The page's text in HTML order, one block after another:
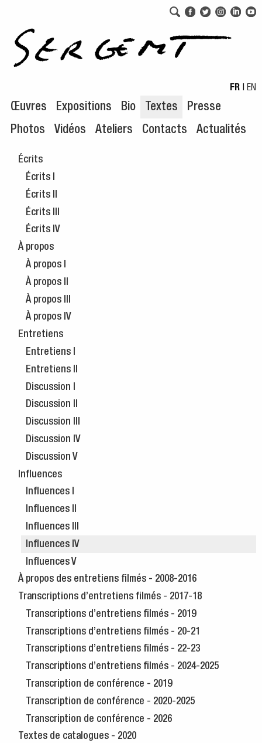
FR | EN
Œuvres Expositions Bio Textes
Presse
Photos
Vidéos Ateliers Contacts Actualités
Écrits
Écrits I
Écrits II
Écrits III
Écrits IV
À propos
À propos I
À propos II
À propos III
À propos IV
Entretiens
Entretiens I
Entretiens II
Discussion I
Discussion II
Discussion III
Discussion IV
Discussion V
Influences
Influences I
Influences II
Influences III
Influences IV
Influences V
À propos des entretiens filmés - 2008-2016
Transcriptions d’entretiens filmés - 2017-18
Transcriptions d’entretiens filmés - 2019
Transcriptions d’entretiens filmés - 20-21
Transcriptions d’entretiens filmés - 22-23
Transcriptions d’entretiens filmés - 2024-2025
Transcription de conférence - 2019
Transcription de conférence - 2020-2025
Transcription de conférence - 2026
Textes de catalogues - 2020